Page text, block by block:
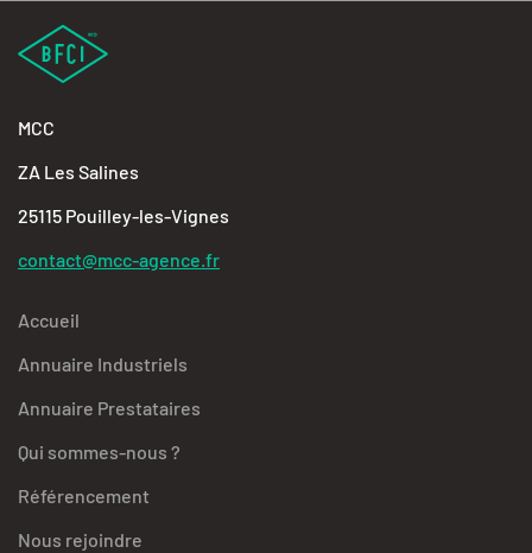
MCC
ZA Les Salines
25115 Pouilley-les-Vignes
contact@mcc-agence.fr
Accueil
Annuaire Industriels
Annuaire Prestataires
Qui sommes-nous ?
Référencement
Nous rejoindre